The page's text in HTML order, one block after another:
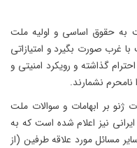
به حقوق اساسی و اولیه ملت
با غرب صورت بگیرد و امتیازاتی
گذاشته و رویکرد امنیتی و
نامحرم نشمارند.
ژنو بر ابهامات و سوالات ملت
نیز اعلام شده است که به
مسائل مورد علاقه طرفین (از